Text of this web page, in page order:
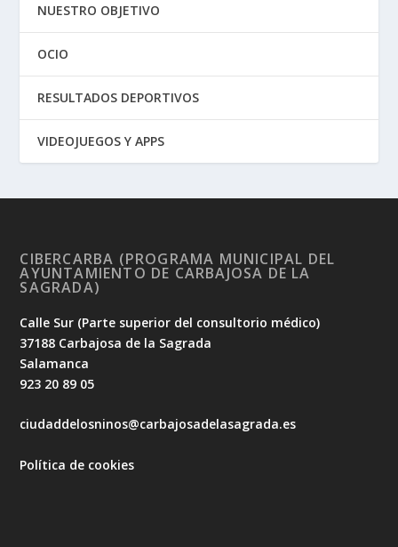
NUESTRO OBJETIVO
OCIO
RESULTADOS DEPORTIVOS
VIDEOJUEGOS Y APPS
CIBERCARBA (PROGRAMA MUNICIPAL DEL
AYUNTAMIENTO DE CARBAJOSA DE LA
SAGRADA)
Calle Sur (Parte superior del consultorio médico)
37188 Carbajosa de la Sagrada
Salamanca
923 20 89 05
ciudaddelosninos@carbajosadelasagrada.es
Política de cookies